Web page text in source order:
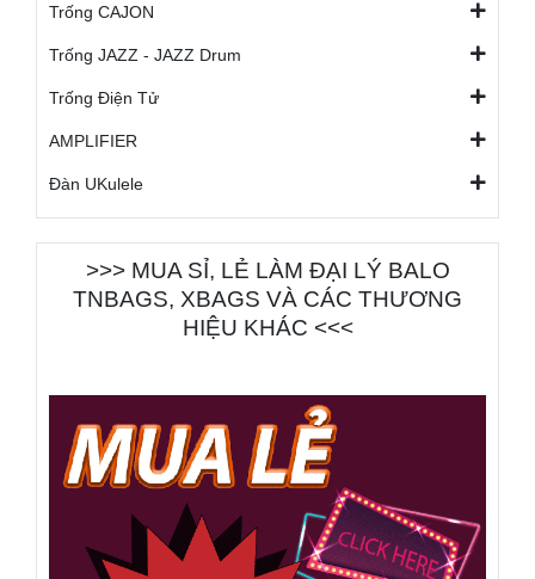
Trống CAJON
Trống JAZZ - JAZZ Drum
Trống Điện Tử
AMPLIFIER
Đàn UKulele
>>> MUA SỈ, LẺ LÀM ĐẠI LÝ BALO
TNBAGS, XBAGS VÀ CÁC THƯƠNG
HIỆU KHÁC <<<